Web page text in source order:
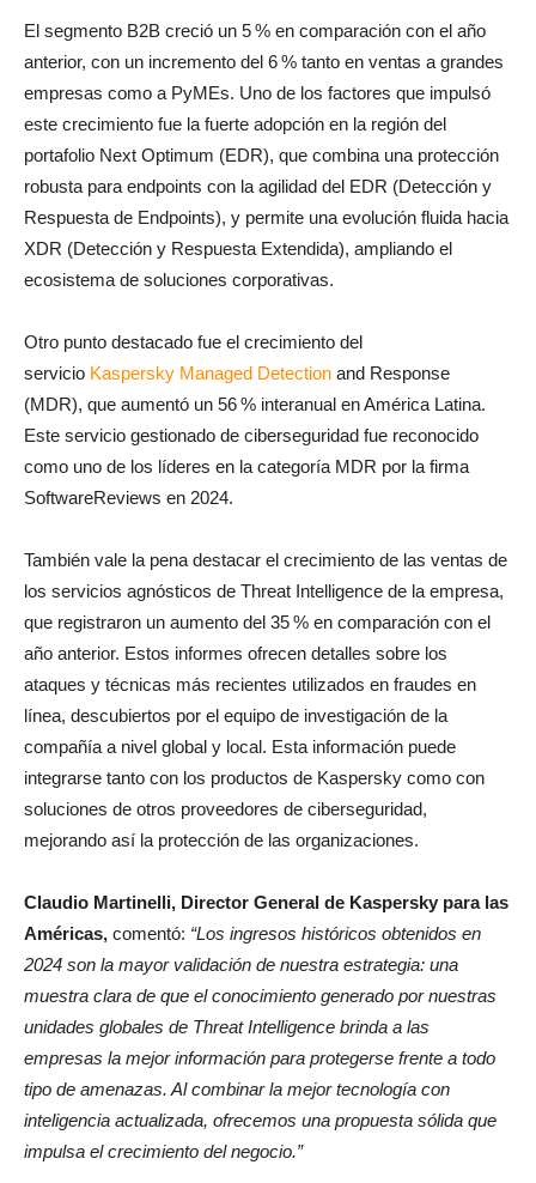
El segmento B2B creció un 5 % en comparación con el año
anterior, con un incremento del 6 % tanto en ventas a grandes
empresas como a PyMEs. Uno de los factores que impulsó
este crecimiento fue la fuerte adopción en la región del
portafolio Next Optimum (EDR), que combina una protección
robusta para endpoints con la agilidad del EDR (Detección y
Respuesta de Endpoints), y permite una evolución fluida hacia
XDR (Detección y Respuesta Extendida), ampliando el
ecosistema de soluciones corporativas.
Otro punto destacado fue el crecimiento del
servicio Kaspersky Managed Detection and Response
(MDR), que aumentó un 56 % interanual en América Latina.
Este servicio gestionado de ciberseguridad fue reconocido
como uno de los líderes en la categoría MDR por la firma
SoftwareReviews en 2024.
También vale la pena destacar el crecimiento de las ventas de
los servicios agnósticos de Threat Intelligence de la empresa,
que registraron un aumento del 35 % en comparación con el
año anterior. Estos informes ofrecen detalles sobre los
ataques y técnicas más recientes utilizados en fraudes en
línea, descubiertos por el equipo de investigación de la
compañía a nivel global y local. Esta información puede
integrarse tanto con los productos de Kaspersky como con
soluciones de otros proveedores de ciberseguridad,
mejorando así la protección de las organizaciones.
Claudio Martinelli, Director General de Kaspersky para las
Américas, comentó: “Los ingresos históricos obtenidos en
2024 son la mayor validación de nuestra estrategia: una
muestra clara de que el conocimiento generado por nuestras
unidades globales de Threat Intelligence brinda a las
empresas la mejor información para protegerse frente a todo
tipo de amenazas. Al combinar la mejor tecnología con
inteligencia actualizada, ofrecemos una propuesta sólida que
impulsa el crecimiento del negocio.”